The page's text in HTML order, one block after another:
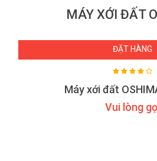
MÁY XỚI ĐẤT
ĐẶT HÀNG
Máy xới đất
Vui lòng